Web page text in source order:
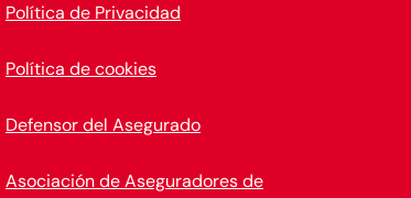
Política de Privacidad
Política de cookies
Defensor del Asegurado
Asociación de Aseguradores de